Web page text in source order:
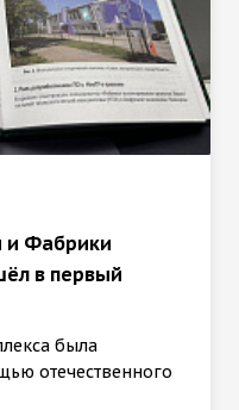
и Фабрики
в первый
была
отечественного